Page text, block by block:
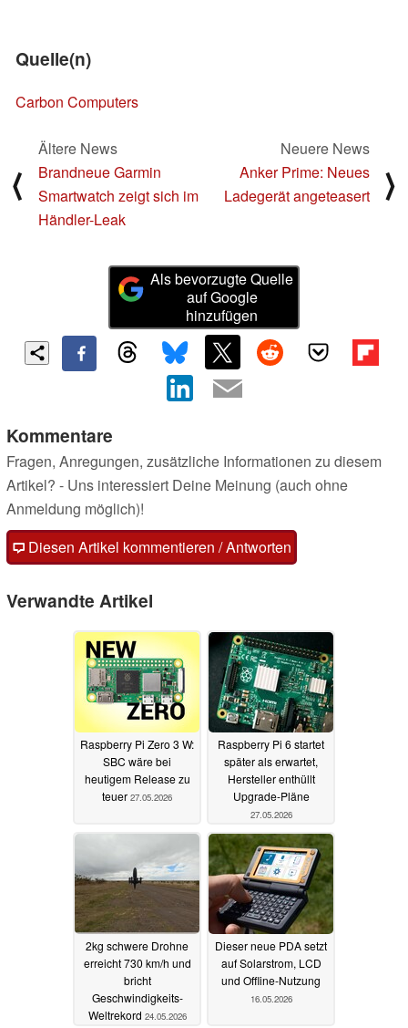
Quelle(n)
Carbon Computers
⟨
Ältere News
Brandneue Garmin
Smartwatch zeigt sich im
Händler-Leak
Neuere News
Anker Prime: Neues
Ladegerät angeteasert
⟩
Als bevorzugte Quelle
auf Google
hinzufügen
Kommentare
Fragen, Anregungen, zusätzliche Informationen zu diesem
Artikel? - Uns interessiert Deine Meinung (auch ohne
Anmeldung möglich)!
Diesen Artikel kommentieren / Antworten
Verwandte Artikel
Raspberry Pi Zero 3 W:
SBC wäre bei
heutigem Release zu
teuer 27.05.2026
Raspberry Pi 6 startet
später als erwartet,
Hersteller enthüllt
Upgrade-Pläne
27.05.2026
2kg schwere Drohne
erreicht 730 km/h und
bricht
Geschwindigkeits-
Weltrekord 24.05.2026
Dieser neue PDA setzt
auf Solarstrom, LCD
und Offline-Nutzung
16.05.2026